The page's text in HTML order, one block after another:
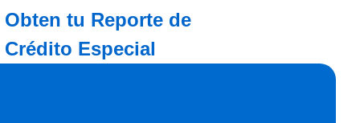
Obten tu Reporte de
Crédito Especial